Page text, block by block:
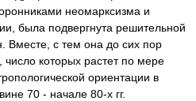
неомарксизма и
была подвергнута решительной
Вместе, с тем она до сих пор
которых растет по мере
ориентации в
70 - начале 80-х гг.